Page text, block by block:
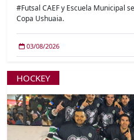
#Futsal CAEF y Escuela Municipal
Copa Ushuaia.
03/08/2026
HOCKEY